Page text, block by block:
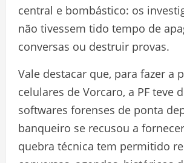
central e bombástico: os
não tivessem tido tempo de
conversas ou destruir provas.
Vale destacar que, para fazer a
celulares de Vorcaro, a PF teve
softwares forenses de ponta
banqueiro se recusou a
quebra técnica tem permitido